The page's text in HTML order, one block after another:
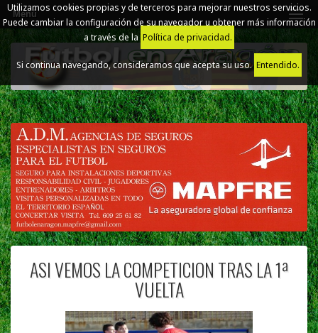
Utilizamos cookies propias y de terceros para mejorar nuestros servicios.
Puede cambiar la configuración de su navegador u obtener más información
a través de la Política de privacidad.
Si continua navegando, consideramos que acepta su uso.Entendido.
Menú
ASI VEMOS LA COMPETICION TRAS LA 1ª
VUELTA